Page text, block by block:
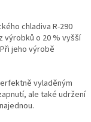
chladiva R-290
výrobků o 20 % vyšší
jeho výrobě
vyladěným
ale také udržení